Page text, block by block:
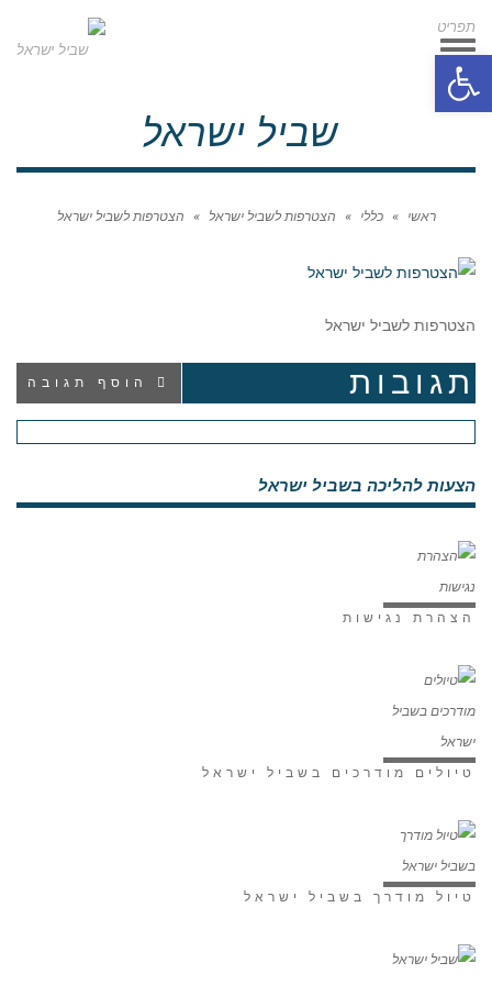
תפריט
תפריט
שביל ישראל
ראשי » כללי » הצטרפות לשביל ישראל » הצטרפות לשביל ישראל
הצטרפות לשביל ישראל
תגובות הוסף תגובה
הצעות להליכה בשביל ישראל
הצהרת נגישות
טיולים מודרכים בשביל ישראל
טיול מודרך בשביל ישראל
פתח סרגל נגישות